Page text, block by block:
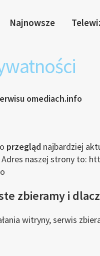
Najnowsze
omediach.info
przeglądnajbardziej
naszej strony to:
zbieramy i
witryny, serwis